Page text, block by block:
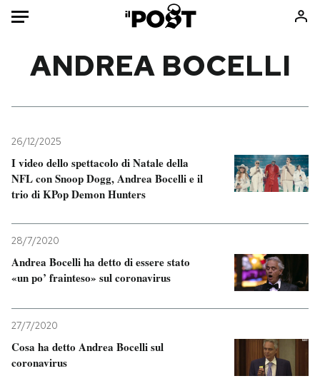
Mondo
Politica
Tecnologia
Internet
Scienza
Cultura
Economia
Sport
Consumismi
Storie/Idee
Media
Altrecose
Mondiali calcio 2026
PODCAST
ANDREA BOCELLI
26/12/2025
I video dello spettacolo di Natale della
NFL con Snoop Dogg, Andrea Bocelli e il
trio di KPop Demon Hunters
28/7/2020
Andrea Bocelli ha detto di essere stato
«un po’ frainteso» sul coronavirus
27/7/2020
Cosa ha detto Andrea Bocelli sul
coronavirus